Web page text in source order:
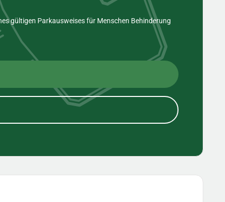
gültigen Parkausweises für Menschen Behinderung